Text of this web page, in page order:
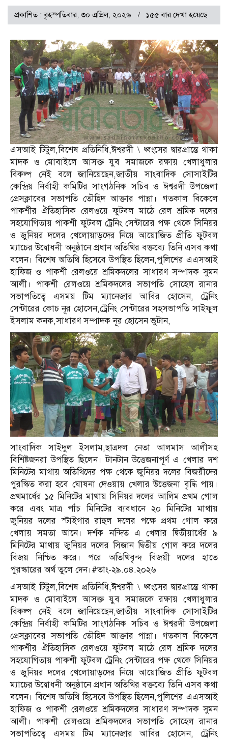
প্রকাশিত : বৃহস্পতিবার, ৩০ এপ্রিল, ২০২৬ ১৫৫ বার দেখা হয়েছে
এসআই টিটুল,বিশেষ প্রতিনিধি,ঈশ্বরদী \ ধ্বংসের দ্বারপ্রান্তে থাকা
মাদক ও মোবাইলে আসক্ত যুব সমাজকে রক্ষায় খেলাধুলার
বিকল্প নেই বলে জানিয়েছেন,জাতীয় সাংবাদিক সোসাইটির
কেন্দ্রিয় নির্বাহী কমিটির সাংগঠনিক সচিব ও ঈশ্বরদী উপজেলা
প্রেসক্লাবের সভাপতি তৌহিদ আক্তার পান্না। গতকাল বিকেলে
পাকশীর ঐতিহাসিক রেলওয়ে ফুটবল মাঠে রেল শ্রমিক দলের
সহযোগিতায় পাকশী ফুটবল ট্রেনিং সেন্টারের পক্ষ থেকে সিনিয়র
ও জুনিয়র দলের খেলোয়াড়দের নিয়ে আয়োজিত প্রীতি ফুটবল
ম্যাচের উদ্বোধনী অনুষ্ঠানে প্রধান অতিথির বক্তব্যে তিনি এসব কথা
বলেন। বিশেষ অতিথি হিসেবে উপস্থিত ছিলেন,পুলিশের এএসআই
হাফিজ ও পাকশী রেলওয়ে শ্রমিকদলের সাধারণ সম্পাদক সুমন
আলী। পাকশী রেলওয়ে শ্রমিকদলের সভাপতি সোহেল রানার
সভাপতিত্বে এসময় টিম ম্যানেজার আবির হোসেন, ট্রেনিং
সেন্টারের কোচ নূর হোসেন,ট্রেনিং সেন্টারের সহসভাপতি সাইফুল
ইসলাম কনক,সাধারণ সম্পাদক নূর হোসেন ভুটান,
সাংবাদিক সাইদুল ইসলাম,ছাত্রদল নেতা আলমাস আলীসহ
বিশিষ্টজনরা উপস্থিত ছিলেন। টানটান উত্তেজনাপূর্ণ এ খেলার দশ
মিনিটের মাথায় অতিথিদের পক্ষ থেকে জুনিয়র দলের বিজয়ীদের
পুরস্কিত করা হবে ঘোষনা দেওয়ায় খেলার উত্তেজনা বৃদ্ধি পায়।
প্রথমার্ধের ১৫ মিনিটের মাথায় সিনিয়র দলের আলিম প্রথম গোল
করে এবং মাত্র পাঁচ মিনিটের ব্যবধানে ২০ মিনিটের মাথায়
জুনিয়র দলের স্টাইগার রাহুল দলের পক্ষে প্রথম গোল করে
খেলায় সমতা আনে। দর্শক নন্দিত এ খেলার দ্বিতীয়ার্ধের ৯
মিনিটের মাথায় জুনিয়র দলের সিজান দ্বিতীয় গোল করে দলের
বিজয় নিশ্চিত করে। পরে অতিথিবৃন্দ বিজয়ী দলের হাতে
পুরস্কারের অর্থ তুলে দেন।#তাং-২৯.০৪.২০২৬
এসআই টিটুল,বিশেষ প্রতিনিধি,ঈশ্বরদী \ ধ্বংসের দ্বারপ্রান্তে থাকা
মাদক ও মোবাইলে আসক্ত যুব সমাজকে রক্ষায় খেলাধুলার
বিকল্প নেই বলে জানিয়েছেন,জাতীয় সাংবাদিক সোসাইটির
কেন্দ্রিয় নির্বাহী কমিটির সাংগঠনিক সচিব ও ঈশ্বরদী উপজেলা
প্রেসক্লাবের সভাপতি তৌহিদ আক্তার পান্না। গতকাল বিকেলে
পাকশীর ঐতিহাসিক রেলওয়ে ফুটবল মাঠে রেল শ্রমিক দলের
সহযোগিতায় পাকশী ফুটবল ট্রেনিং সেন্টারের পক্ষ থেকে সিনিয়র
ও জুনিয়র দলের খেলোয়াড়দের নিয়ে আয়োজিত প্রীতি ফুটবল
ম্যাচের উদ্বোধনী অনুষ্ঠানে প্রধান অতিথির বক্তব্যে তিনি এসব কথা
বলেন। বিশেষ অতিথি হিসেবে উপস্থিত ছিলেন,পুলিশের এএসআই
হাফিজ ও পাকশী রেলওয়ে শ্রমিকদলের সাধারণ সম্পাদক সুমন
আলী। পাকশী রেলওয়ে শ্রমিকদলের সভাপতি সোহেল রানার
সভাপতিত্বে এসময় টিম ম্যানেজার আবির হোসেন, ট্রেনিং